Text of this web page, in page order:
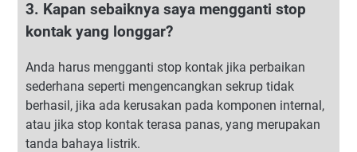
3. Kapan sebaiknya saya mengganti stop
kontak yang longgar?
Anda harus mengganti stop kontak jika perbaikan
sederhana seperti mengencangkan sekrup tidak
berhasil, jika ada kerusakan pada komponen internal,
atau jika stop kontak terasa panas, yang merupakan
tanda bahaya listrik.